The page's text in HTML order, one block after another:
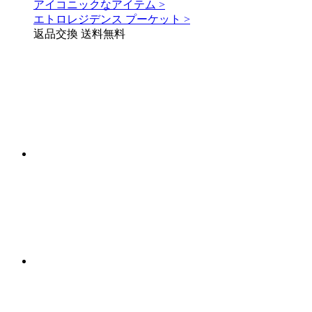
アイコニックなアイテム >
エトロレジデンス プーケット >
返品交換 送料無料